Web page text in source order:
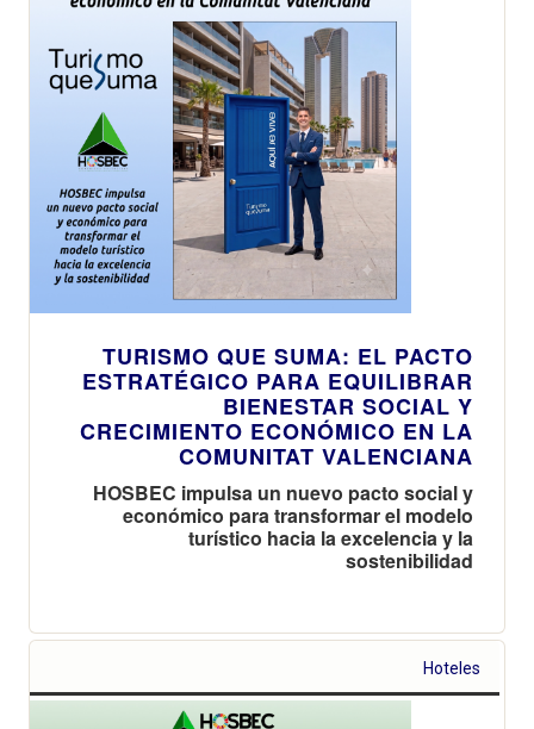
TURISMO QUE SUMA: EL PACTO
ESTRATÉGICO PARA EQUILIBRAR
BIENESTAR SOCIAL Y
CRECIMIENTO ECONÓMICO EN LA
COMUNITAT VALENCIANA
HOSBEC impulsa un nuevo pacto social y
económico para transformar el modelo
turístico hacia la excelencia y la
sostenibilidad
Hoteles